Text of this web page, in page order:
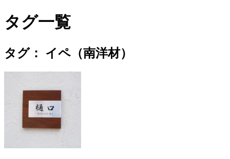
タグ一覧
タグ： イペ（南洋材）